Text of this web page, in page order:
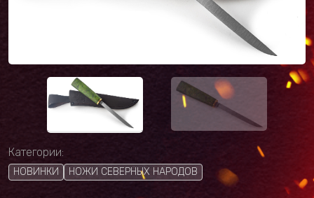
Категории:
НОВИНКИ НОЖИ СЕВЕРНЫХ НАРОДОВ